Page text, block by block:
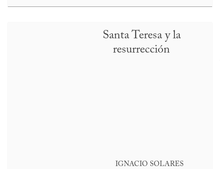
Santa Teresa y la
resurrección
IGNACIO SOLARES